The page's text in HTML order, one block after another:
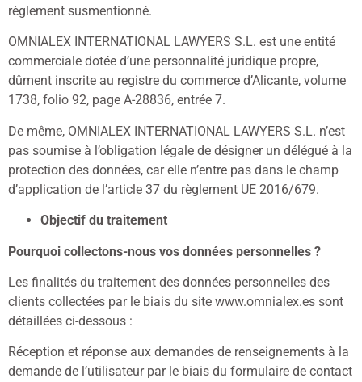
règlement susmentionné.
OMNIALEX INTERNATIONAL LAWYERS S.L. est une entité
commerciale dotée d’une personnalité juridique propre,
dûment inscrite au registre du commerce d’Alicante, volume
1738, folio 92, page A-28836, entrée 7.
De même, OMNIALEX INTERNATIONAL LAWYERS S.L. n’est
pas soumise à l’obligation légale de désigner un délégué à la
protection des données, car elle n’entre pas dans le champ
d’application de l’article 37 du règlement UE 2016/679.
Objectif du traitement
Pourquoi collectons-nous vos données personnelles ?
Les finalités du traitement des données personnelles des
clients collectées par le biais du site www.omnialex.es sont
détaillées ci-dessous :
Réception et réponse aux demandes de renseignements à la
demande de l’utilisateur par le biais du formulaire de contact